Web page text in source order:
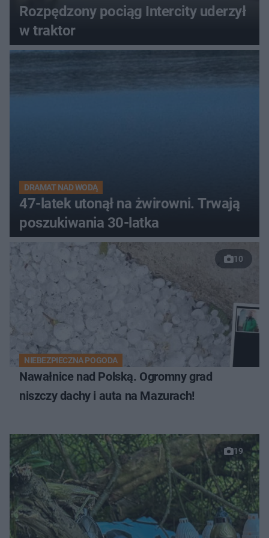
Rozpędzony pociąg Intercity uderzył
w traktor
DRAMAT NAD WODĄ
47-latek utonął na żwirowni. Trwają
poszukiwania 30-latka
10
NIEBEZPIECZNA POGODA
Nawałnice nad Polską. Ogromny grad
niszczy dachy i auta na Mazurach!
19